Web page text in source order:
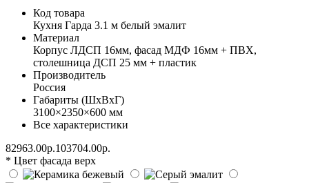
Код товара
Кухня Гарда 3.1 м белый эмалит
Материал
Корпус ЛДСП 16мм, фасад МДФ 16мм + ПВХ,
столешница ДСП 25 мм + пластик
Производитель
Россия
Габариты (ШхВхГ)
3100×2350×600 мм
Все характеристики
82963.00р.103704.00р.
* Цвет фасада верх